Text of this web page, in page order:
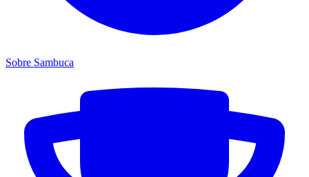
Sobre Sambuca